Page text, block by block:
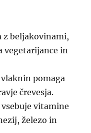
z beljakovinami,
vegetarijance in
pomaga
črevesja.
vitamine
železo in